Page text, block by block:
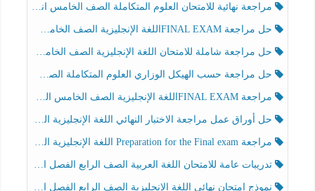
مراجعة نهائية للامتحان العلوم المتكاملة الصف الخامس انسبير الفصل الثالث
حل مراجعة FINAL EXAMاللغة الإنجليزية الصف الخامس الفصل الثالث
حل مراجعة شاملة للامتحان اللغة الإنجليزية الصف الخامس الفصل الثالث
حل مراجعة حسب الهيكل الوزاري العلوم المتكاملة الصف الخامس عام الفصل الثالث
مراجعة FINAL EXAMاللغة الإنجليزية الصف الخامس الفصل الثالث
حل أوراق عمل مراجعة الاختبار النهائي اللغة الإنجليزية الصف الرابع الفصل الثالث
مراجعة Preparation for the Final exam اللغة الإنجليزية الصف الرابع الفصل الثالث
تدريبات عامة للامتحان اللغة العربية الصف الرابع الفصل الثالث
نموذج امتحان نهائي اللغة الإنجليزية الصف الرابع الفصل الثالث